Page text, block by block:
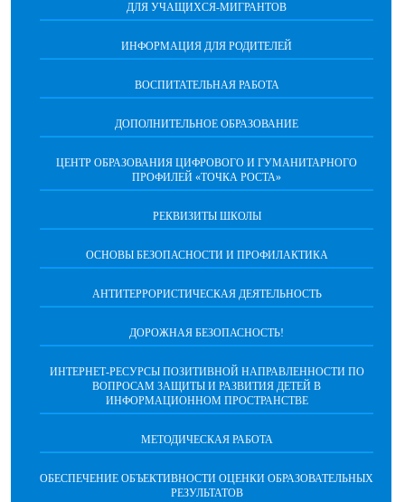
ДЛЯ УЧАЩИХСЯ-МИГРАНТОВ
ИНФОРМАЦИЯ ДЛЯ РОДИТЕЛЕЙ
ВОСПИТАТЕЛЬНАЯ РАБОТА
ДОПОЛНИТЕЛЬНОЕ ОБРАЗОВАНИЕ
ЦЕНТР ОБРАЗОВАНИЯ ЦИФРОВОГО И ГУМАНИТАРНОГО
ПРОФИЛЕЙ «ТОЧКА РОСТА»
РЕКВИЗИТЫ ШКОЛЫ
ОСНОВЫ БЕЗОПАСНОСТИ И ПРОФИЛАКТИКА
АНТИТЕРРОРИСТИЧЕСКАЯ ДЕЯТЕЛЬНОСТЬ
ДОРОЖНАЯ БЕЗОПАСНОСТЬ!
ИНТЕРНЕТ-РЕСУРСЫ ПОЗИТИВНОЙ НАПРАВЛЕННОСТИ ПО
ВОПРОСАМ ЗАЩИТЫ И РАЗВИТИЯ ДЕТЕЙ В
ИНФОРМАЦИОННОМ ПРОСТРАНСТВЕ
МЕТОДИЧЕСКАЯ РАБОТА
ОБЕСПЕЧЕНИЕ ОБЪЕКТИВНОСТИ ОЦЕНКИ ОБРАЗОВАТЕЛЬНЫХ
РЕЗУЛЬТАТОВ